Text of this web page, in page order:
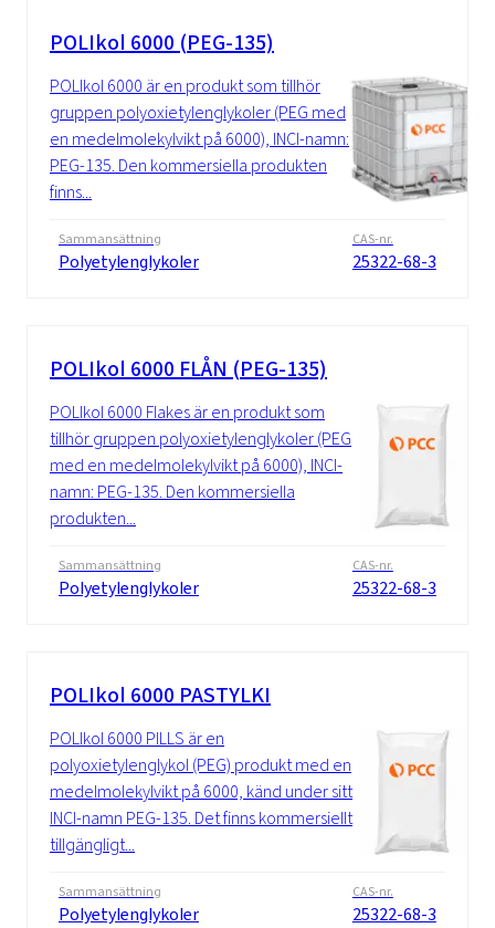
POLIkol 6000 (PEG-135)
POLIkol 6000 är en produkt som tillhör
gruppen polyoxietylenglykoler (PEG med
en medelmolekylvikt på 6000), INCI-namn:
PEG-135. Den kommersiella produkten
finns...
Sammansättning
Polyetylenglykoler
CAS-nr.
25322-68-3
POLIkol 6000 FLÅN (PEG-135)
POLIkol 6000 Flakes är en produkt som
tillhör gruppen polyoxietylenglykoler (PEG
med en medelmolekylvikt på 6000), INCI-
namn: PEG-135. Den kommersiella
produkten...
Sammansättning
Polyetylenglykoler
CAS-nr.
25322-68-3
POLIkol 6000 PASTYLKI
POLIkol 6000 PILLS är en
polyoxietylenglykol (PEG) produkt med en
medelmolekylvikt på 6000, känd under sitt
INCI-namn PEG-135. Det finns kommersiellt
tillgängligt...
Sammansättning
Polyetylenglykoler
CAS-nr.
25322-68-3